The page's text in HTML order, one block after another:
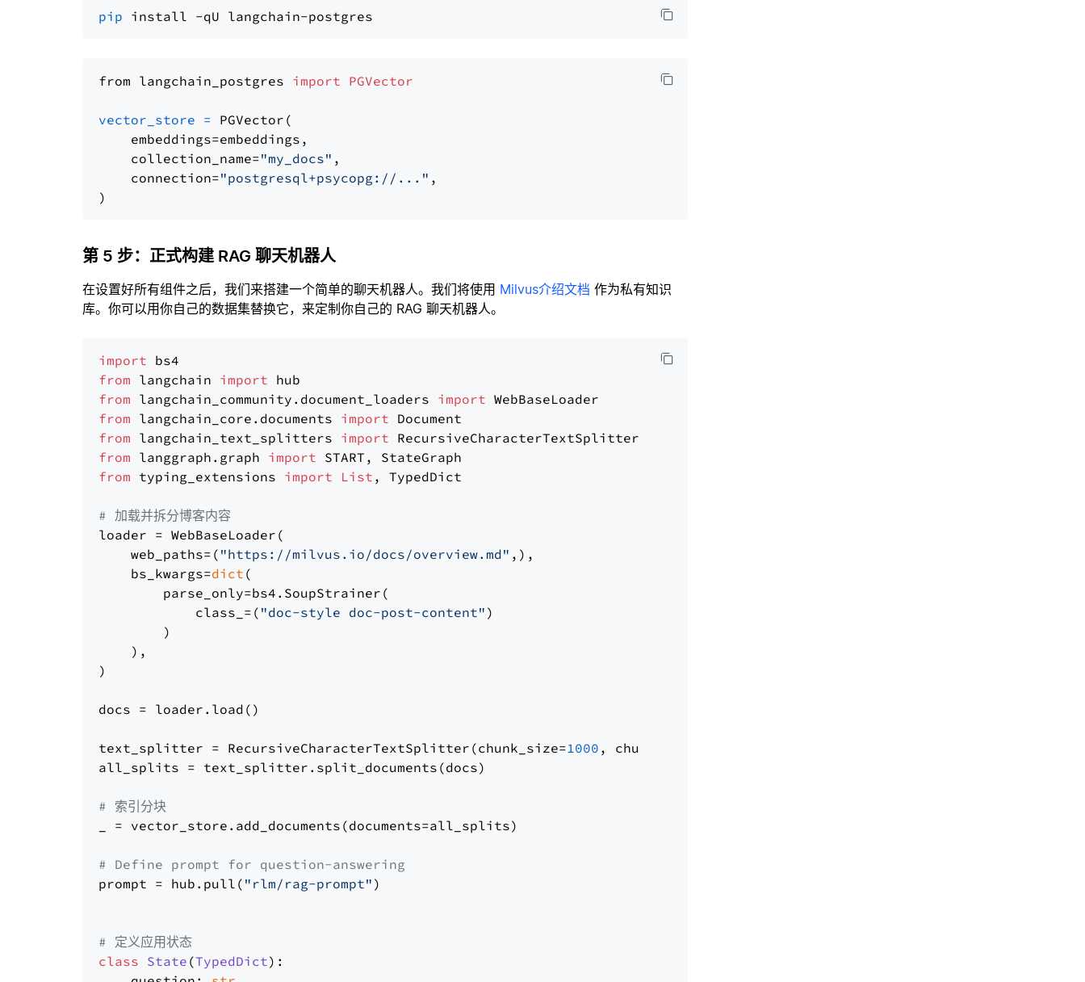
pip
from langchain_postgres import PGVector
vector_store = PGVector(
    embeddings=embeddings,
    collection_name=
"my_docs" ,
    connection=
"postgresql+psycopg://..." ,
第 5 步：正式构建 RAG 聊天机器人
在设置好所有组件之后，我们来搭建一个简单的聊天机器人。我们将使用 Milvus介绍文档 作为私有知识
库。你可以用你自己的数据集替换它，来定制你自己的 RAG 聊天机器人。
import
from langchain import
from langchain_community.document_loaders import
from langchain_core.documents import
from langchain_text_splitters import
from langgraph.graph import
from typing_extensions import List , TypedDict
# 加载并拆分博客内容
loader = WebBaseLoader(
    web_paths=(
"https://milvus.io/docs/overview.md" ,),
    bs_kwargs=
dict (
        parse_only=bs4.SoupStrainer(
            class_=(
"doc-style doc-post-content" )
        )
    ),
)
docs = loader.load()
text_splitter = RecursiveCharacterTextSplitter(chunk_size=1000 , chunk_overlap=
all_splits = text_splitter.split_documents(docs)
# 索引分块
_ = vector_store.add_documents(documents=all_splits)
# Define prompt for question-answering
prompt = hub.pull( "rlm/rag-prompt" )
# 定义应用状态
class State (TypedDict):